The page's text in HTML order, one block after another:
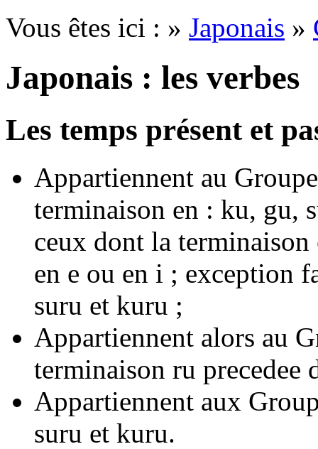
Vous êtes ici : » Japonais »
Japonais : les verbes
Les temps présent et
Appartiennent au
terminaison en : ku, gu,
ceux dont la terminaison
en e ou en i ; exception
suru et kuru ;
Appartiennent alors au
terminaison ru precedee
Appartiennent aux
suru et kuru.